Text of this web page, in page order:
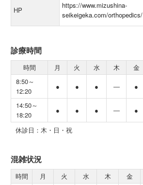
HP
https://www.mizushina-
seikeigeka.com/orthopedics/
診療時間
時間 月 火 水 木 金
8:50～
12:20
● ● ● ― ●
14:50～
18:20
● ● ● ― ●
休診日：木・日・祝
混雑状況
時間 月 火 水 木 金